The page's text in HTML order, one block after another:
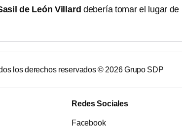
de León Villard debería tomar el lugar de
los derechos reservados © 2026Grupo SDP
Redes Sociales
Facebook